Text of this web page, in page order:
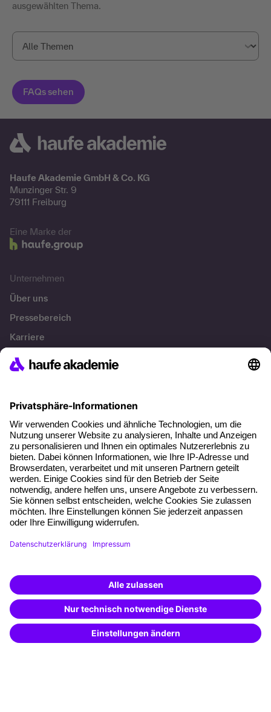
ausgewählten Thema.
Haufe Akademie GmbH & Co. KG
Munzinger Str. 9
79111 Freiburg
Eine Marke der
Unternehmen
Über uns
Pressebereich
Karriere
Referenzen
Über unser Angebot
Planungssicherheit
Freie Seminarplätze
Qualitätsstandards
Planung und Locations
Fördermöglichkeiten
Weiterbildungs-App
Besondere Angebote
Potenzialanalyse
Transfercoaching
Weiterbildung finden -
mit KI-Power!
Beschreibe was du suchst und erhalte
passende Weiterbildungen vomKI-Berater
– schnell und treffsicher.